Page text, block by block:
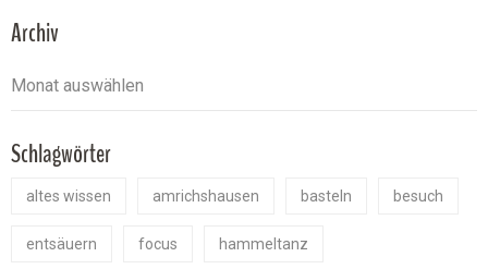
Archiv
Schlagwörter
altes wissen amrichshausen basteln besuch
entsäuern focus hammeltanz